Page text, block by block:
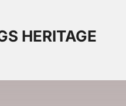
HERITAGE